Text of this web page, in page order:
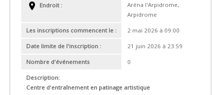
Endroit :
Aréna l'Arpidrome,
Arpidrome
Les inscriptions commencent le : 2 mai 2026 à 09:00
Date limite de l'inscription : 21 juin 2026 à 23:59
Nombre d'événements 0
Description:
Centre d'entraînement en patinage artistique